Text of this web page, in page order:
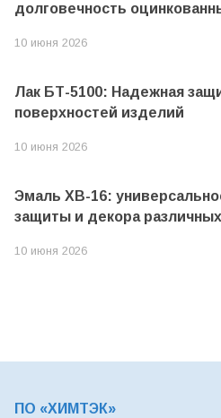
долговечность
10 июня 2026
Лак БТ-5100: Надежная
поверхностей изделий
10 июня 2026
Эмаль ХВ-16:
защиты и декора
10 июня 2026
ПО «ХИМТЭК»